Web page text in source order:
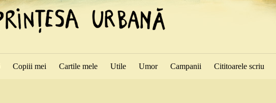
Copiii mei Cartile mele Utile Umor Campanii Cititoarele scriu